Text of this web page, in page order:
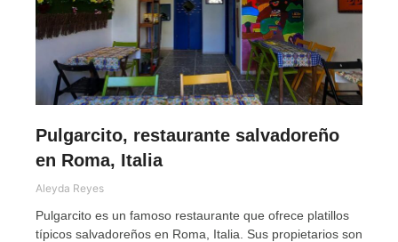
Pulgarcito, restaurante salvadoreño
en Roma, Italia
Aleyda Reyes
Pulgarcito es un famoso restaurante que ofrece platillos
típicos salvadoreños en Roma, Italia. Sus propietarios son